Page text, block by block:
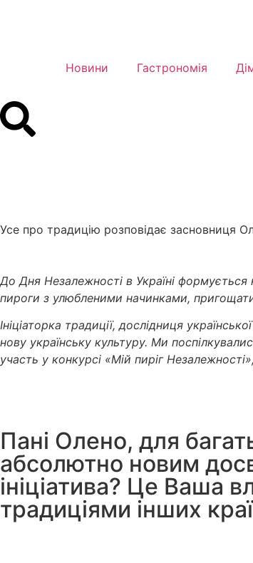
Новини Гастрономія
Усе про традицію розповідає засновниця
До Дня Незалежності в Україні
пироги з улюбленими начинками,
Ініціаторка традиції, дослідниця
нову українську культуру. Ми
участь у конкурсі «Мій пиріг
Пані Олено, для
абсолютно новим
ініціатива? Це Ваша
традиціями інших